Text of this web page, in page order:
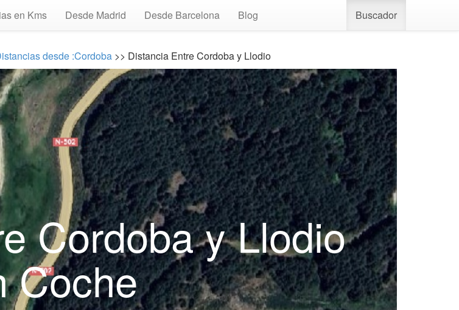
en Kms Desde Madrid Desde Barcelona Blog Buscador
desde :Cordoba >> Distancia Entre Cordoba y Llodio
Cordoba y Llodio
Coche